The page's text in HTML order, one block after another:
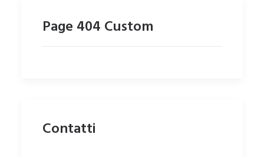
Page 404 Custom
Contatti